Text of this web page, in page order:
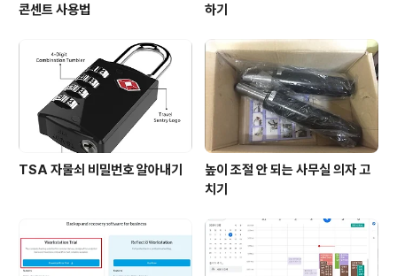
콘센트 사용법
하기
TSA 자물쇠 비밀번호 알아내기
높이 조절 안 되는 사무실 의자 고
치기